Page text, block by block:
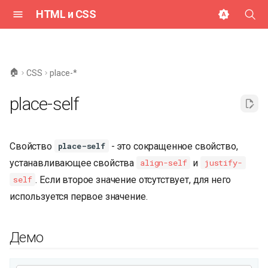
HTML и CSS
ц
а
л
а
🏠 CSS place-*
place-self
Свойство place-self
- это сокращенное свойство,
устанавливающее свойства
align-self и
justify-
self . Если второе значение отсутствует, для него
используется первое значение.
Демо